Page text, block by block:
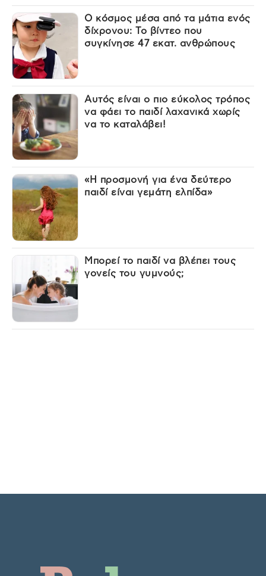
Ο κόσμος μέσα από τα μάτια ενός
δίχρονου: Το βίντεο που
συγκίνησε 47 εκατ. ανθρώπους
Αυτός είναι ο πιο εύκολος τρόπος
να φάει το παιδί λαχανικά χωρίς
να το καταλάβει!
«Η προσμονή για ένα δεύτερο
παιδί είναι γεμάτη ελπίδα»
Μπορεί το παιδί να βλέπει τους
γονείς του γυμνούς;